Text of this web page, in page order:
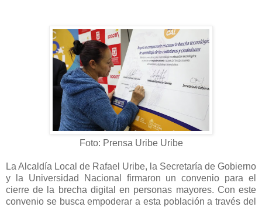
Foto: Prensa Uribe Uribe
La Alcaldía Local de Rafael Uribe, la Secretaría de Gobierno
y la Universidad Nacional firmaron un convenio para el
cierre de la brecha digital en personas mayores. Con este
convenio se busca empoderar a esta población a través del